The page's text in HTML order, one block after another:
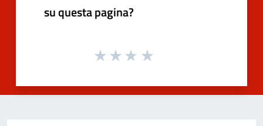
su questa pagina?